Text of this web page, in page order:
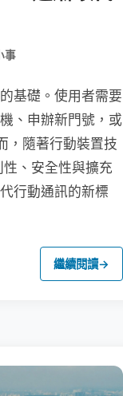
事
基礎。使用者需要
、申辦新門號，或
，隨著行動裝置技
、安全性與擴充
行動通訊的新標
繼續閱讀→